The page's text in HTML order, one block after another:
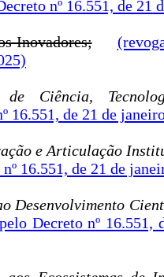
nº 16.551, de 21
Inovadores;
de Ciência,
16.551, de 21 de
e Articulação
16.551, de 21 de
Desenvolvimento
Decreto nº 16.551,